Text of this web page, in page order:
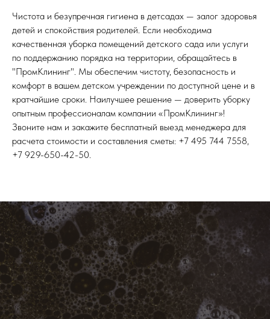
Чистота и безупречная гигиена в детсадах — залог здоровья
детей и спокойствия родителей. Если необходима
качественная уборка помещений детского сада или услуги
по поддержанию порядка на территории, обращайтесь в
"ПромКлининг". Мы обеспечим чистоту, безопасность и
комфорт в вашем детском учреждении по доступной цене и в
кратчайшие сроки. Наилучшее решение — доверить уборку
опытным профессионалам компании «ПромКлининг»!
Звоните нам и закажите бесплатный выезд менеджера для
расчета стоимости и составления сметы: +7 495 744 7558,
+7 929-650-42-50.